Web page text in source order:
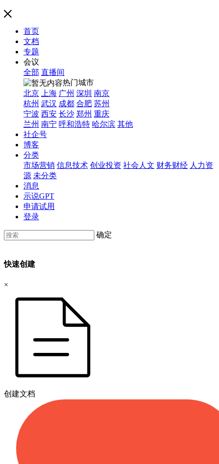
首页
文档
专题
会议
全部 直播间
热门城市
北京
上海 广州 深圳 南京
杭州 武汉 成都 合肥 苏州
宁波 西安 长沙 郑州 重庆
兰州 南宁 呼和浩特 哈尔滨 其他
社企号
博客
分类
市场营销 信息技术 创业投资 社会人文 财务财经 人力资
源 未分类
消息
示说GPT
申请试用
登录
确定
快速创建
×
创建文档